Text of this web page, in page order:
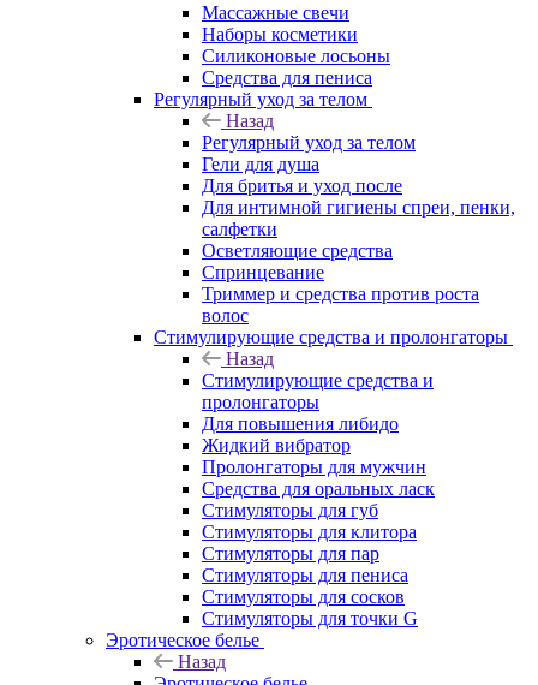
Массажные свечи
Наборы косметики
Силиконовые лосьоны
Средства для пениса
Регулярный уход за телом
Назад
Регулярный уход за телом
Гели для душа
Для бритья и уход после
Для интимной гигиены спреи, пенки,
салфетки
Осветляющие средства
Спринцевание
Триммер и средства против роста
волос
Стимулирующие средства и пролонгаторы
Назад
Стимулирующие средства и
пролонгаторы
Для повышения либидо
Жидкий вибратор
Пролонгаторы для мужчин
Средства для оральных ласк
Стимуляторы для губ
Стимуляторы для клитора
Стимуляторы для пар
Стимуляторы для пениса
Стимуляторы для сосков
Стимуляторы для точки G
Эротическое белье
Назад